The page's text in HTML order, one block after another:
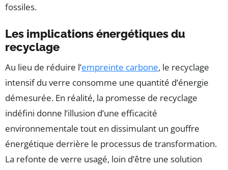
fossiles.
Les implications énergétiques du
recyclage
Au lieu de réduire l’empreinte carbone, le recyclage
intensif du verre consomme une quantité d’énergie
démesurée. En réalité, la promesse de recyclage
indéfini donne l’illusion d’une efficacité
environnementale tout en dissimulant un gouffre
énergétique derrière le processus de transformation.
La refonte de verre usagé, loin d’être une solution